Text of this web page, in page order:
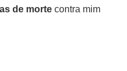
de morte contra mim